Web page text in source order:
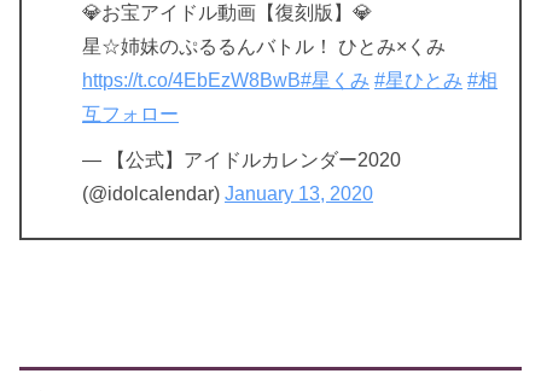
💎お宝アイドル動画【復刻版】💎
星☆姉妹のぷるるんバトル！ ひとみ×くみ
https://t.co/4EbEzW8BwB#星くみ #星ひとみ #相
互フォロー
— 【公式】アイドルカレンダー2020
(@idolcalendar) January 13, 2020